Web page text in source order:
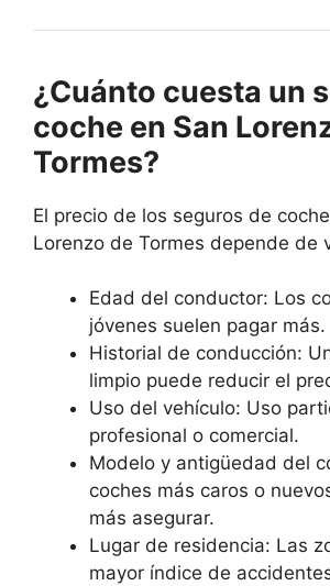
¿Cuánto cuesta un
coche en San
Tormes?
El precio de los seguros de
Lorenzo de Tormes depende de
Edad del conductor: Los
jóvenes suelen pagar más.
Historial de conducción:
limpio puede reducir el
Uso del vehículo: Uso
profesional o comercial.
Modelo y antigüedad del
coches más caros o
más asegurar.
Lugar de residencia: Las
mayor índice de